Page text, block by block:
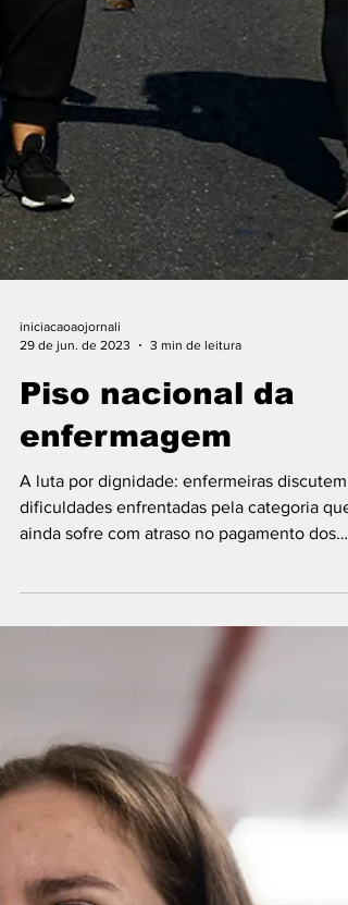
29 de jun. de 2023
3 min de leitura
Piso nacional da
enfermagem
A luta por dignidade: enfermeiras discutem
dificuldades enfrentadas pela categoria que